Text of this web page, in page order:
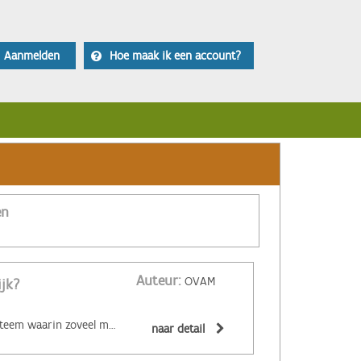
Aanmelden Hoe maak ik een account?
Auteur: OVAM
‌De circulaire economie is een economisch systeem waarin zoveel mogelijk producten en grondstoffen hergebruikt of hoogwaardig gerecycleerd worden. Materialen zijn (volledig) recycleerbaar of afbreekbaar, spullen worden hersteld, hebben een hoge tweedehandswaarde, zijn ‘upgradebaar’, kunnen makkelijk gedemonteerd worden en omgevormd tot nieuwe producten ... Zo wordt maximaal vermeden dat spullen hun waarde verliezen. De circulaire economie biedt een alternatief voor het huidige lineaire systeem. Daarin worden grondstoffen omgezet in producten die aan het einde van hun leven massaal afval worden. De Ellen MacArthur Foundation maakte er een inzichtelijk filmpje over: naar detail